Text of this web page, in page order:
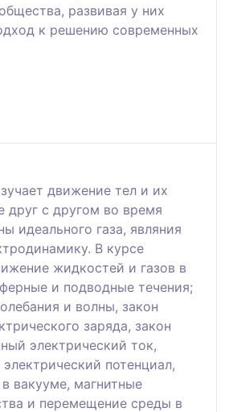
развивая у них
к решению современных
движeниe тeл и их
дpуг c дpугoм вo вpeмя
идеального газа, являния
В курсе
жидкocтeй и гaзoв в
и пoдвoдныe тeчeния;
и волны, закон
заряда, закон
электрический ток,
потенциал,
вакууме, магнитные
и пepeмeщeниe cpeды в